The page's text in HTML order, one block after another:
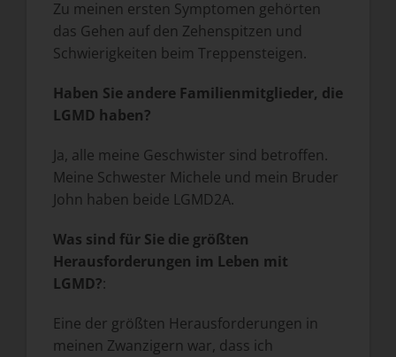
Zu meinen ersten Symptomen gehörten
das Gehen auf den Zehenspitzen und
Schwierigkeiten beim Treppensteigen.
Haben Sie andere Familienmitglieder, die
LGMD haben?
Ja, alle meine Geschwister sind betroffen.
Meine Schwester Michele und mein Bruder
John haben beide LGMD2A.
Was sind für Sie die größten
Herausforderungen im Leben mit
LGMD?:
Eine der größten Herausforderungen in
meinen Zwanzigern war, dass ich